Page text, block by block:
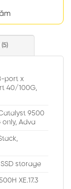
port x
40/100G,
9500
Adva
storage
XE.17.3